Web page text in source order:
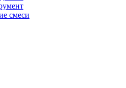
смеси